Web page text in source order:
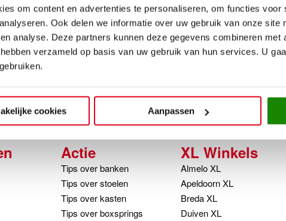
om content en advertenties te personaliseren, om functies voor
Ook delen we informatie over uw gebruik van onze site
analyse. Deze partners kunnen deze gegevens combineren met
verzameld op basis van uw gebruik van hun services. U
cookies Aanpassen
vrijblijvend contact met ons op te nemen!
Actie
Tips over banken
Tips over stoelen
Tips over kasten
Tips over boxsprings
XL Winkels
Almelo XL
Apeldoorn XL
Breda XL
Duiven XL